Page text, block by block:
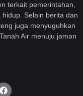
terkait pemerintahan,
Selain berita dan
juga menyuguhkan
Air menuju jaman
F
a